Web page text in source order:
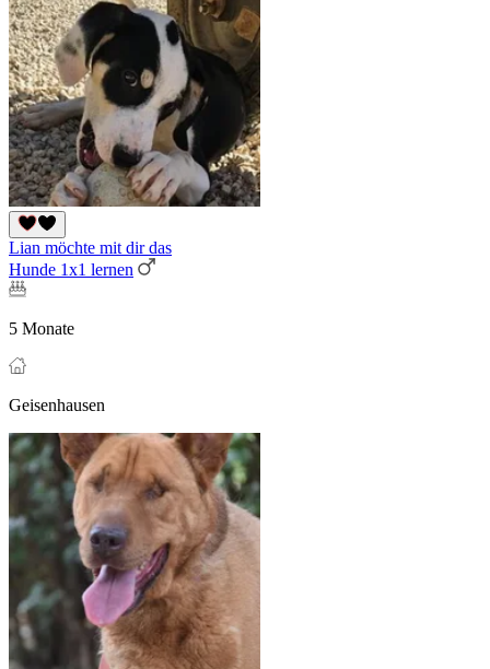
Lian möchte mit dir das
Hunde 1x1 lernen
5 Monate
Geisenhausen